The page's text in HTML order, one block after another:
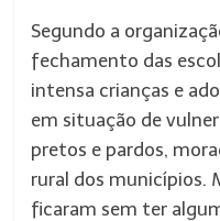
Segundo a
fechamento das
intensa crianças e
em situação de
pretos e pardos,
rural dos municípios.
ficaram sem ter